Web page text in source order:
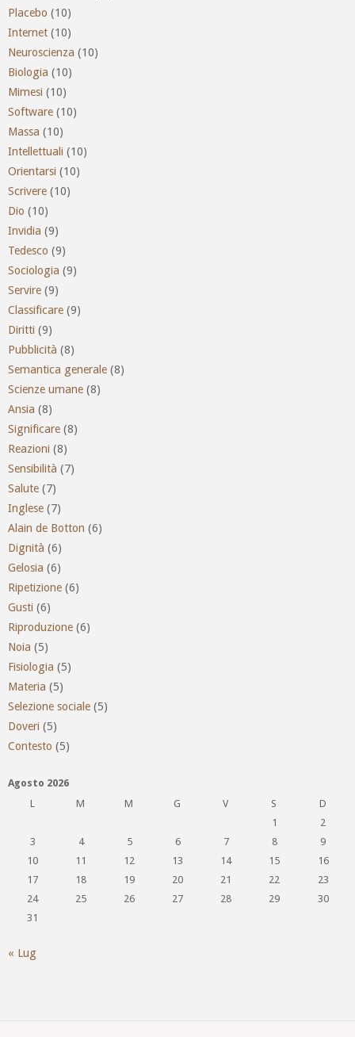
Placebo (10)
Internet (10)
Neuroscienza (10)
Biologia (10)
Mimesi (10)
Software (10)
Massa (10)
Intellettuali (10)
Orientarsi (10)
Scrivere (10)
Dio (10)
Invidia (9)
Tedesco (9)
Sociologia (9)
Servire (9)
Classificare (9)
Diritti (9)
Pubblicità (8)
Semantica generale (8)
Scienze umane (8)
Ansia (8)
Significare (8)
Reazioni (8)
Sensibilità (7)
Salute (7)
Inglese (7)
Alain de Botton (6)
Dignità (6)
Gelosia (6)
Ripetizione (6)
Gusti (6)
Riproduzione (6)
Noia (5)
Fisiologia (5)
Materia (5)
Selezione sociale (5)
Doveri (5)
Contesto (5)
Agosto 2026
L
M M G V S
D
1
2
3
4 5 6 7 8
9
10
11 12 13 14 15
16
17
18 19 20 21 22
23
24
25 26 27 28 29
30
31
« Lug